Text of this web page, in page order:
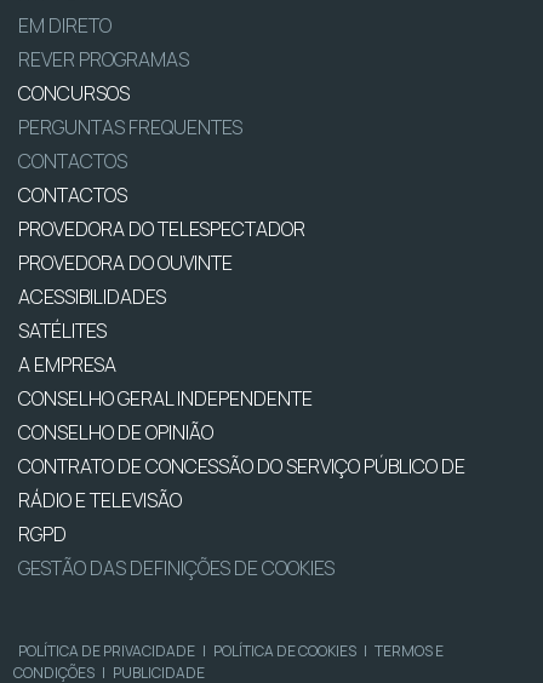
EM DIRETO
REVER PROGRAMAS
CONCURSOS
PERGUNTAS FREQUENTES
CONTACTOS
CONTACTOS
PROVEDORA DO TELESPECTADOR
PROVEDORA DO OUVINTE
ACESSIBILIDADES
SATÉLITES
A EMPRESA
CONSELHO GERAL INDEPENDENTE
CONSELHO DE OPINIÃO
CONTRATO DE CONCESSÃO DO SERVIÇO PÚBLICO DE
RÁDIO E TELEVISÃO
RGPD
GESTÃO DAS DEFINIÇÕES DE COOKIES
POLÍTICA DE PRIVACIDADE | POLÍTICA DE COOKIES | TERMOS E
CONDIÇÕES | PUBLICIDADE